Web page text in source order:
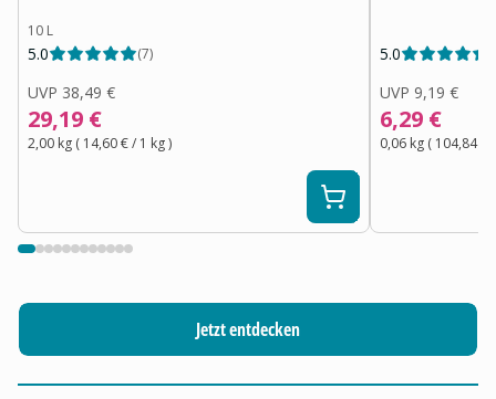
10 L
5.0 (7)
UVP 38,49 €
29,19 €
2,00 kg ( 14,60 €/ 1 kg)
5.0
UVP 9,19 €
6,29 €
0,06 kg ( 104,84 €
Jetzt entdecken